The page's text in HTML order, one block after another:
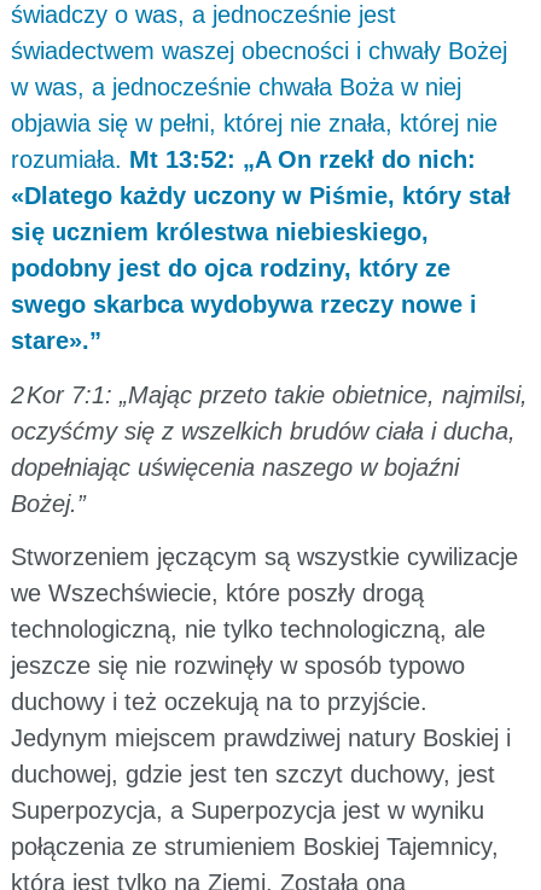
świadczy o was, a jednocześnie jest
świadectwem waszej obecności i chwały Bożej
w was, a jednocześnie chwała Boża w niej
objawia się w pełni, której nie znała, której nie
rozumiała. Mt 13:52: „A On rzekł do nich:
«Dlatego każdy uczony w Piśmie, który stał
się uczniem królestwa niebieskiego,
podobny jest do ojca rodziny, który ze
swego skarbca wydobywa rzeczy nowe i
stare».”
2 Kor 7:1: „Mając przeto takie obietnice, najmilsi,
oczyśćmy się z wszelkich brudów ciała i ducha,
dopełniając uświęcenia naszego w bojaźni
Bożej.”
Stworzeniem jęczącym są wszystkie cywilizacje
we Wszechświecie, które poszły drogą
technologiczną, nie tylko technologiczną, ale
jeszcze się nie rozwinęły w sposób typowo
duchowy i też oczekują na to przyjście.
Jedynym miejscem prawdziwej natury Boskiej i
duchowej, gdzie jest ten szczyt duchowy, jest
Superpozycja, a Superpozycja jest w wyniku
połączenia ze strumieniem Boskiej Tajemnicy,
która jest tylko na Ziemi. Została ona